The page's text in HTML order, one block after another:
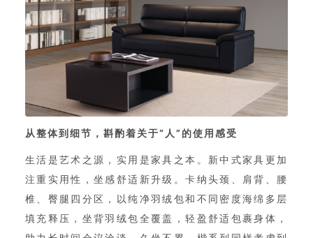
从整体到细节，斟酌着关于“人”的使用感受
生活是艺术之源，实用是家具之本。新中式家具更加
注重实用性，坐感舒适新升级。卡纳头颈、肩背、腰
椎、臀腿四分区，以纯净羽绒包和不同密度海绵多层
填充释压，坐背羽绒包全覆盖，轻盈舒适包裹身体，